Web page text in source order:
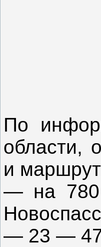
По
области,
и
— на 780
— 23 — 47